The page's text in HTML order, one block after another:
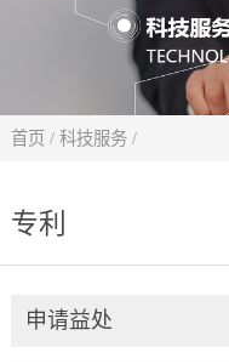
首页 / 科技服务 /
专利
申请益处